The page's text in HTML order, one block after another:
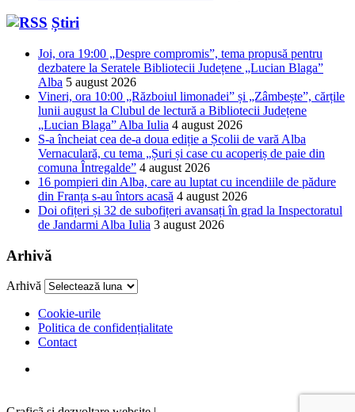
Știri
Joi, ora 19:00 „Despre compromis”, tema propusă pentru
dezbatere la Seratele Bibliotecii Județene „Lucian Blaga”
Alba 5 august 2026
Vineri, ora 10:00 „Războiul limonadei” și „Zâmbește”, cărțile
lunii august la Clubul de lectură a Bibliotecii Județene
„Lucian Blaga” Alba Iulia 4 august 2026
S-a încheiat cea de-a doua ediție a Școlii de vară Alba
Vernaculară, cu tema „Șuri și case cu acoperiș de paie din
comuna Întregalde” 4 august 2026
16 pompieri din Alba, care au luptat cu incendiile de pădure
din Franța s-au întors acasă 4 august 2026
Doi ofițeri și 32 de subofițeri avansați în grad la Inspectoratul
de Jandarmi Alba Iulia 3 august 2026
Arhivă
Arhivă
Cookie-urile
Politica de confidențialitate
Contact